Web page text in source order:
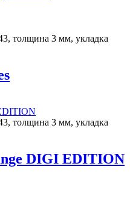
толщина 3 мм, укладка
толщина 3 мм, укладка
DIGI EDITION